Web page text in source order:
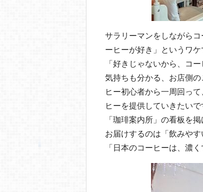
サラリーマンをしながら
ーヒーが好き」というワケ
「好きじゃないから、コ
気持ちも分かる、お店側
ヒー初心者から一周回っ
ヒーを提供していきたいで
「珈琲案内所」の看板を
お届けするのは「飲みやす
「日本のコーヒーは、濃